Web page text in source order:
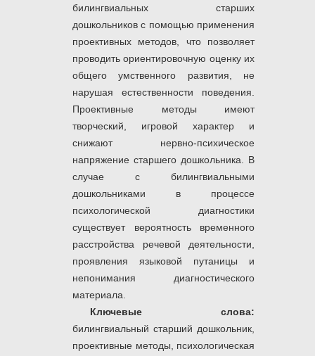
билингвиальных старших
дошкольников с помощью применения
проективных методов, что позволяет
проводить ориентировочную оценку их
общего умственного развития, не
нарушая естественности поведения.
Проективные методы имеют
творческий, игровой характер и
снижают нервно-психическое
напряжение старшего дошкольника. В
случае с билингвиальными
дошкольниками в процессе
психологической диагностики
существует вероятность временного
расстройства речевой деятельности,
проявления языковой путаницы и
непонимания диагностического
материала.
Ключевые слова:
билингвиальный старший дошкольник,
проективные методы, психологическая